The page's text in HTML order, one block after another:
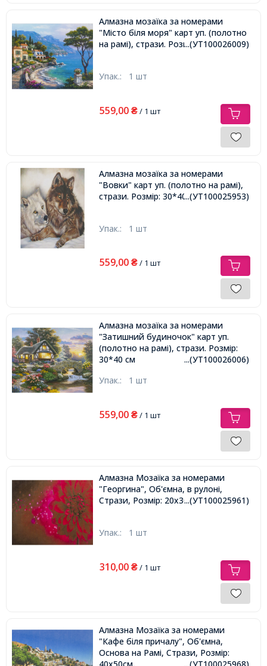
Алмазна мозаїка за номерами
"Місто біля моря" карт уп. (полотно
на рамі), стрази. Розмір: 30*40 см
...(УТ100026009)
Упак.: 1 шт
559,00 ₴/ 1 шт
Алмазна мозаїка за номерами
"Вовки" карт уп. (полотно на рамі),
стрази. Розмір: 30*40 см...(УТ100025953)
Упак.: 1 шт
559,00 ₴/ 1 шт
Алмазна мозаїка за номерами
"Затишний будиночок" карт уп.
(полотно на рамі), стрази. Розмір:
30*40 см
...(УТ100026006)
Упак.: 1 шт
559,00 ₴/ 1 шт
Алмазна Мозаїка за номерами
"Георгина", Об'ємна, в рулоні,
Стрази, Розмір: 20х30см,...(УТ100025961)
Упак.: 1 шт
310,00 ₴/ 1 шт
Алмазна Мозаїка за номерами
"Кафе біля причалу", Об'ємна,
Основа на Рамі, Стрази, Розмір: